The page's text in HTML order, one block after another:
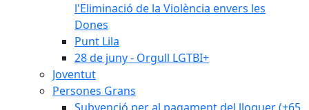
l'Eliminació de la Violència envers les
Dones
Punt Lila
28 de juny - Orgull LGTBI+
Joventut
Persones Grans